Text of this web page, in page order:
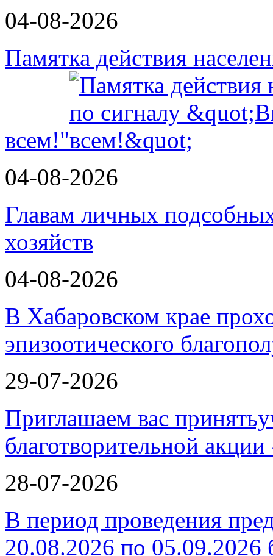
04-08-2026
Памятка действия
всем!"
04-08-2026
Главам личных
хозяйств
04-08-2026
В Хабаровском крае
эпизоотического
29-07-2026
Приглашаем вас
благотворительной
28-07-2026
В период проведения
20.08.2026 по 05.09.2026